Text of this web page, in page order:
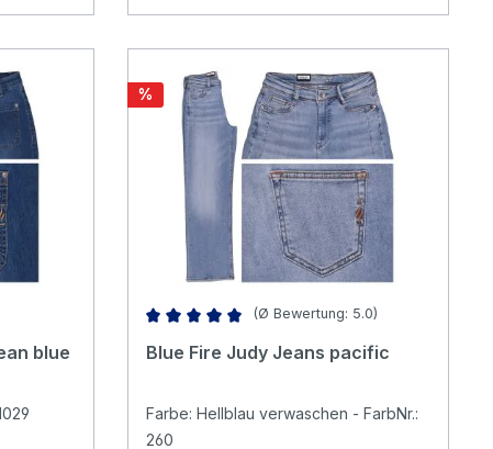
blue
Rabatt
%
Durchschnittliche Bewertung von 5 von 5
(Ø Bewertung: 5.0)
Blue Fire Judy Jeans pacific
Farbe: Hellblau verwaschen - FarbNr.:
260